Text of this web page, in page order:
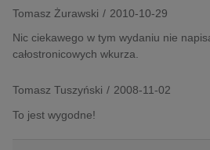
Tomasz Żurawski / 2010-10-29
Nic ciekawego w tym wydaniu nie
całostronicowych wkurza.
Tomasz Tuszyński / 2008-11-02
To jest wygodne!